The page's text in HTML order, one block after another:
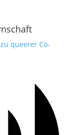
queerer Co-